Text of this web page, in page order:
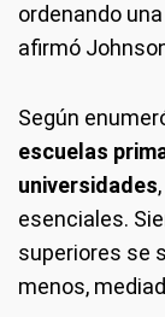
ordenando
afirmó
Según
escuelas
universidades
esenciales.
superiores se
menos,